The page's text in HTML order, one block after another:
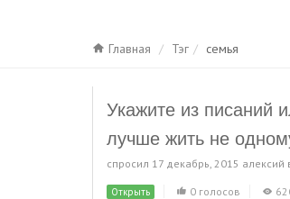
Главная Тэг семья
Укажите из писаний
лучше жить не
спросил 17 декабрь, 2015 алексий
Открыть 0 голосов